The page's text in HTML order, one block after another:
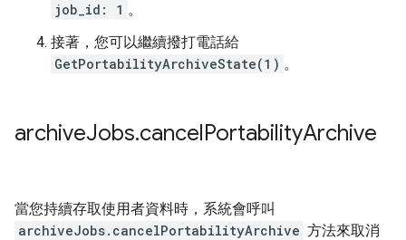
job_id: 1 。
接著，您可以繼續撥打電話給
GetPortabilityArchiveState(1) 。
archiveJobs.cancelPortabilityArchive
當您持續存取使用者資料時，系統會呼叫
archiveJobs.cancelPortabilityArchive 方法來取消